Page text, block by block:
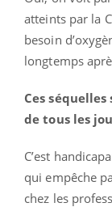
atteints par la
besoin
longtemps
Ces
de tous les
C’est
qui empêche
chez les